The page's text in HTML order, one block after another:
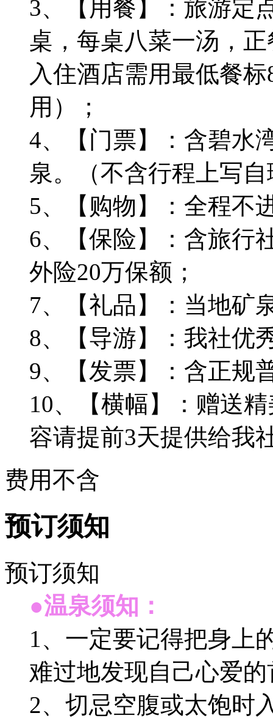
3、【用餐】：旅游定
桌，每桌八菜一汤，
入住酒店需用最低餐
用）；
4、【门票】：含碧水
泉。（不含行程上写
5、【购物】：全程不
6、【保险】：含旅行
外险20万保额；
7、【礼品】：当地矿
8、【导游】：我社优
9、【发票】：含正规
10、【横幅】：赠送
容请提前3天提供给我
费用不含
预订须知
预订须知
●温泉须知：
1、一定要记得把身上
难过地发现自己心爱
2、切忌空腹或太饱时